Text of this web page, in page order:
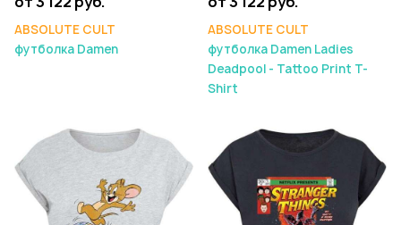
ABSOLUTE CULT
футболка Damen
ABSOLUTE CULT
футболка Damen Ladies
Deadpool - Tattoo Print T-
Shirt